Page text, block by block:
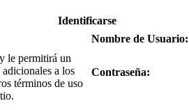
Identificarse
le permitirá un
a los
términos de uso
Nombre de Usuario:
Contraseña: